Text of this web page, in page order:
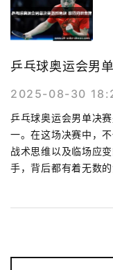
乒乓球奥运会男
2025-08-30
乒乓球奥运会男单决
一。在这场决赛中，
战术思维以及临场应
手，背后都有着无数